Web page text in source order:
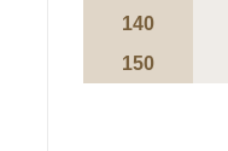
140
150